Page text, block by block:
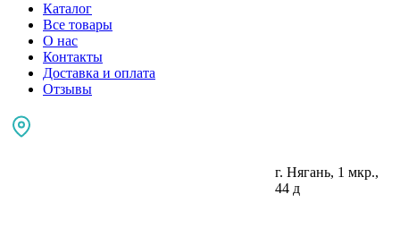
Каталог
Все товары
О нас
Контакты
Доставка и оплата
Отзывы
г. Нягань, 1 мкр.,
44 д